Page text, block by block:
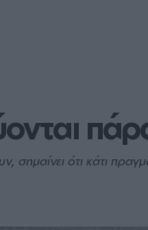
ότι κάτι